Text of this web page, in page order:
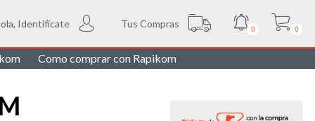
Identifícate Tus Compras 0 0
Como comprar con Rapikom